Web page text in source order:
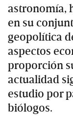
astronomía,
en su
geopolítica
aspectos
proporción
actualidad
estudio por
biólogos.